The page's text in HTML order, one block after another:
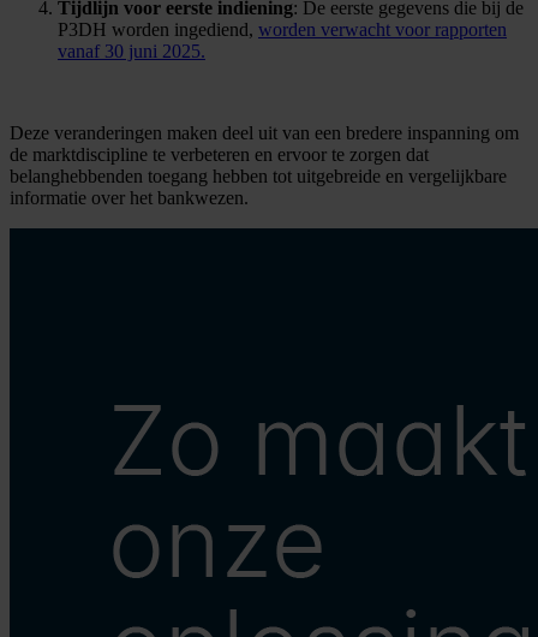
Tijdlijn voor eerste indiening: De eerste gegevens die bij de
P3DH worden ingediend, worden verwacht voor rapporten
vanaf 30 juni 2025.
Deze veranderingen maken deel uit van een bredere inspanning om
de marktdiscipline te verbeteren en ervoor te zorgen dat
belanghebbenden toegang hebben tot uitgebreide en vergelijkbare
informatie over het bankwezen.